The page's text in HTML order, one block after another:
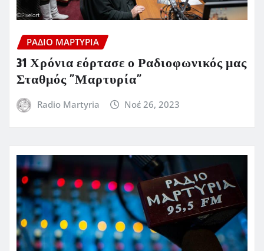
ΡΆΔΙΟ ΜΑΡΤΥΡΊΑ
31 Χρόνια εόρτασε ο Ραδιοφωνικός μας
Σταθμός ”Μαρτυρία”
Radio Martyria Νοέ 26, 2023